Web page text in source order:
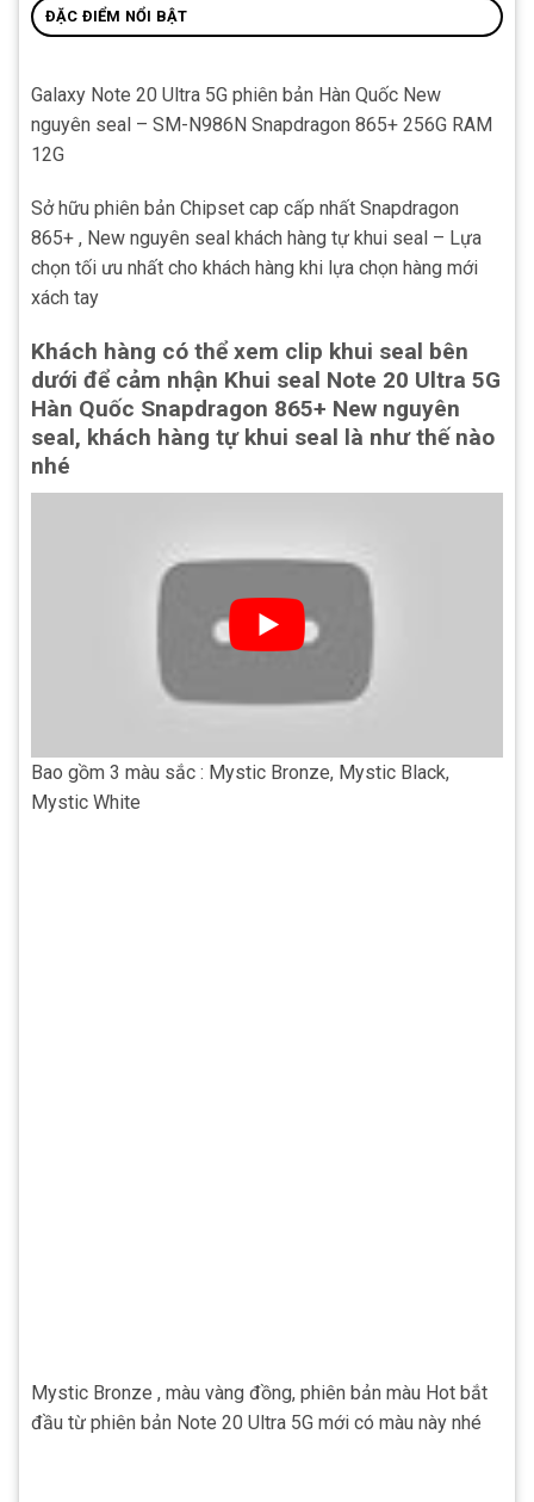
ĐẶC ĐIỂM NỔI BẬT
Galaxy Note 20 Ultra 5G phiên bản Hàn Quốc New
nguyên seal – SM-N986N Snapdragon 865+ 256G RAM
12G
Sở hữu phiên bản Chipset cap cấp nhất Snapdragon
865+ , New nguyên seal khách hàng tự khui seal – Lựa
chọn tối ưu nhất cho khách hàng khi lựa chọn hàng mới
xách tay
Khách hàng có thể xem clip khui seal bên
dưới để cảm nhận Khui seal Note 20 Ultra 5G
Hàn Quốc Snapdragon 865+ New nguyên
seal, khách hàng tự khui seal là như thế nào
nhé
Bao gồm 3 màu sắc : Mystic Bronze, Mystic Black,
Mystic White
Mystic Bronze , màu vàng đồng, phiên bản màu Hot bắt
đầu từ phiên bản Note 20 Ultra 5G mới có màu này nhé